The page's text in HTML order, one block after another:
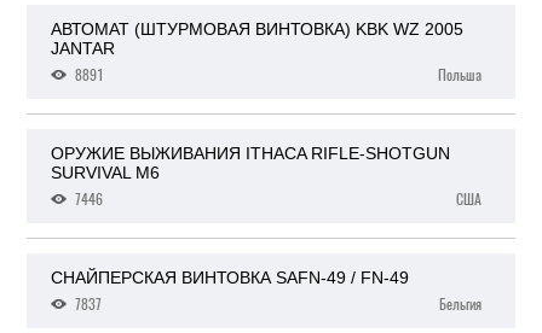
АВТОМАТ (ШТУРМОВАЯ ВИНТОВКА) KBK WZ 2005
JANTAR
8891
Польша
ОРУЖИЕ ВЫЖИВАНИЯ ITHACA RIFLE-SHOTGUN
SURVIVAL M6
7446
США
СНАЙПЕРСКАЯ ВИНТОВКА SAFN-49 / FN-49
7837
Бельгия